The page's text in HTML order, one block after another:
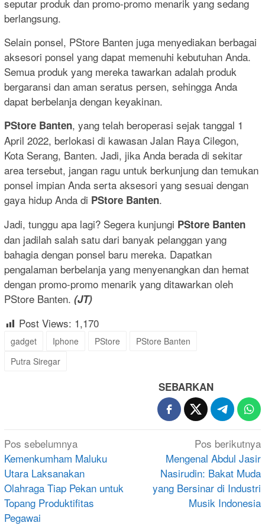
seputar produk dan promo-promo menarik yang sedang
berlangsung.
Selain ponsel, PStore Banten juga menyediakan berbagai
aksesori ponsel yang dapat memenuhi kebutuhan Anda.
Semua produk yang mereka tawarkan adalah produk
bergaransi dan aman seratus persen, sehingga Anda
dapat berbelanja dengan keyakinan.
PStore Banten, yang telah beroperasi sejak tanggal 1
April 2022, berlokasi di kawasan Jalan Raya Cilegon,
Kota Serang, Banten. Jadi, jika Anda berada di sekitar
area tersebut, jangan ragu untuk berkunjung dan temukan
ponsel impian Anda serta aksesori yang sesuai dengan
gaya hidup Anda di PStore Banten.
Jadi, tunggu apa lagi? Segera kunjungi PStore Banten
dan jadilah salah satu dari banyak pelanggan yang
bahagia dengan ponsel baru mereka. Dapatkan
pengalaman berbelanja yang menyenangkan dan hemat
dengan promo-promo menarik yang ditawarkan oleh
PStore Banten. (JT)
Post Views: 1,170
gadget Iphone PStore
PStore Banten
Putra Siregar
SEBARKAN
Navigasi
pos
Pos sebelumnya
Kemenkumham Maluku
Utara Laksanakan
Olahraga Tiap Pekan untuk
Topang Produktifitas
Pegawai
Pos berikutnya
Mengenal Abdul Jasir
Nasirudin: Bakat Muda
yang Bersinar di Industri
Musik Indonesia